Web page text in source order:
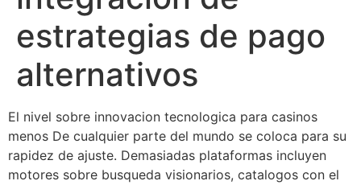
estrategias de pago
alternativos
El nivel sobre innovacion tecnologica para casinos
menos De cualquier parte del mundo se coloca para su
rapidez de ajuste. Demasiadas plataformas incluyen
motores sobre busqueda visionarios, catalogos con el